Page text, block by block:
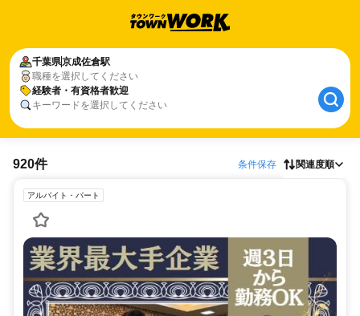
千葉県京成佐倉駅
職種を選択してください
経験者・有資格者歓迎
キーワードを選択してください
920件 条件保存 関連度順
アルバイト・パート